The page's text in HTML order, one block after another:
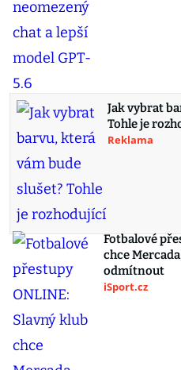
Jak vybrat
Tohle je
Reklama
Fotbalové
chce
odmítnout
iSport.cz